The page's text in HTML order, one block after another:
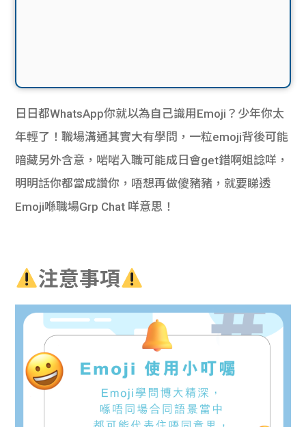
日日都WhatsApp你就以為自己識用Emoji？少年你太
年輕了！職場溝通其實大有學問，一粒emoji背後可能
暗藏另外含意，啱啱入職可能成日會get錯啊姐諗咩，
明明話你都當成讚你，唔想再做傻豬豬，就要睇透
Emoji喺職場Grp Chat 咩意思！
注意事項